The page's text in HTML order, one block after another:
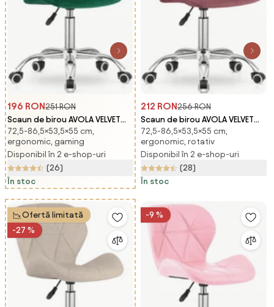
196 RON251 RON
Scaun de birou AVOLA VELVET
verde
72,5-86,5×53,5×55 cm,
ergonomic, gaming
Disponibil în 2 e-shop-uri
(26)
În stoc
212 RON256 RON
Scaun de birou AVOLA VELVET
roz inchis
72,5-86,5×53,5×55 cm,
ergonomic, rotativ
Disponibil în 2 e-shop-uri
(28)
În stoc
Ofertă limitată
-27 %
-9 %